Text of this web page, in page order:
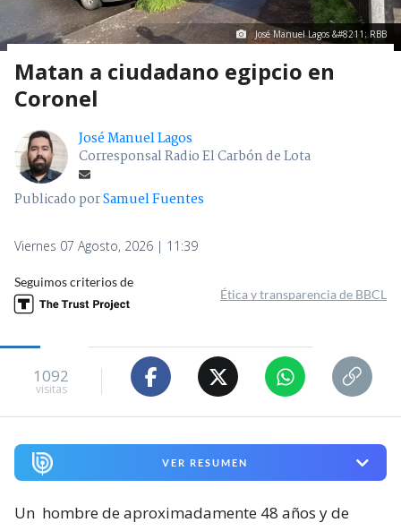
José Manuel Lagos &#8211; RBB
Matan a ciudadano egipcio en
Coronel
José Manuel Lagos
Corresponsal Radio El Carbón de Lota
Publicado porSamuel Fuentes
Viernes 07 Agosto, 2026 | 11:39
Seguimos criterios de
Ética y transparencia de BBCL
1092
visitas
VER RESUMEN
Un hombre de aproximadamente 48 años y de